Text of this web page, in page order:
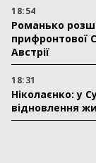
18:54
Романько
прифронтової
Австрії
18:31
Ніколаєнко: у
відновлення